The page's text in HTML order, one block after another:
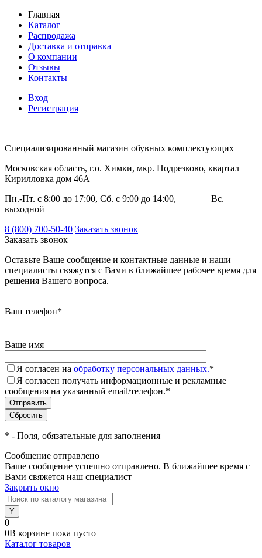
Главная
Каталог
Распродажа
Доставка и отправка
О компании
Отзывы
Контакты
Вход
Регистрация
Специализированный магазин обувных комплектующих
Московская область, г.о. Химки, мкр. Подрезково, квартал
Кирилловка дом 46А
Пн.-Пт. с 8:00 до 17:00, Сб. с 9:00 до 14:00, Вс.
выходной
8 (800) 700-50-40 Заказать звонок
Заказать звонок
Оставьте Ваше сообщение и контактные данные и наши
специалисты свяжутся с Вами в ближайшее рабочее время для
решения Вашего вопроса.
Ваш телефон*
Ваше имя
Я согласен на обработку персональных данных.*
Я согласен получать информационные и рекламные
сообщения на указанный email/телефон.*
* - Поля, обязательные для заполнения
Сообщение отправлено
Ваше сообщение успешно отправлено. В ближайшее время с
Вами свяжется наш специалист
Закрыть окно
0
0В корзине пока пусто
Каталог товаров